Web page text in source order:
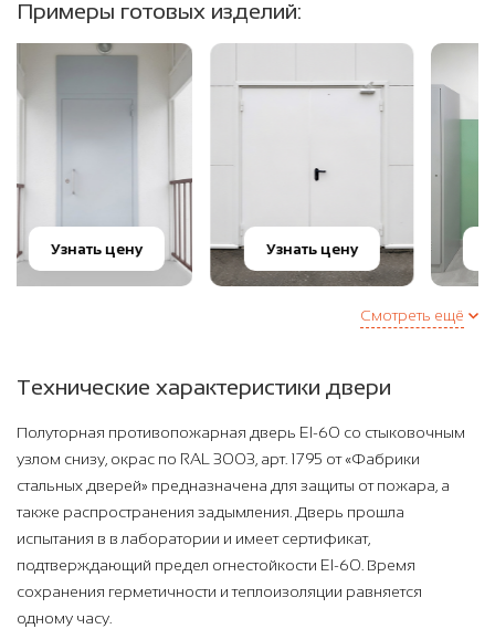
Примеры готовых изделий:
Узнать цену Узнать цену
Смотреть ещё
Технические характеристики двери
Полуторная противопожарная дверь EI-60 со стыковочным
узлом снизу, окрас по RAL 3003, арт. 1795 от «Фабрики
стальных дверей» предназначена для защиты от пожара, а
также распространения задымления. Дверь прошла
испытания в в лаборатории и имеет сертификат,
подтверждающий предел огнестойкости EI-60. Время
сохранения герметичности и теплоизоляции равняется
одному часу.